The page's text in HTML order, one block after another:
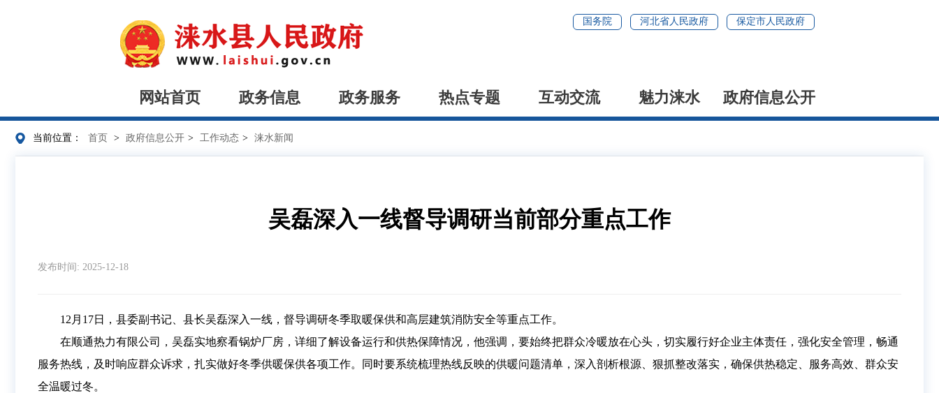
国务院 河北省人民政府 保定市人民政府
网站首页 政务信息 政务服务 热点专题 互动交流 魅力涞水 政府信息公开
当前位置： 首页 > 政府信息公开 > 工作动态 > 涞水新闻
吴磊深入一线督导调研当前部分重点工作
发布时间: 2025-12-18
12月17日，县委副书记、县长吴磊深入一线，督导调研冬季取暖保供和高层建筑消防安全等重点工作。
在顺通热力有限公司，吴磊实地察看锅炉厂房，详细了解设备运行和供热保障情况，他强调，要始终把群众冷暖放在心头，切实履行好企业主体责任，强化安全管理，畅通
服务热线，及时响应群众诉求，扎实做好冬季供暖保供各项工作。同时要系统梳理热线反映的供暖问题清单，深入剖析根源、狠抓整改落实，确保供热稳定、服务高效、群众安
全温暖过冬。